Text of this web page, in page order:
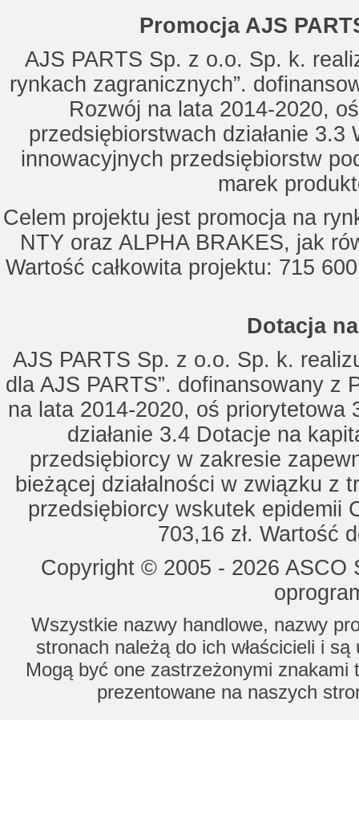
Promocja AJS
AJS PARTS Sp. z o.o. Sp. k.
rynkach zagranicznych”.
Rozwój na lata 2014-2020,
przedsiębiorstwach działanie
innowacyjnych przedsiębiorstw
marek
Celem projektu jest promocja na
NTY oraz ALPHA BRAKES, jak
Wartość całkowita projektu: 715
Dotacja
AJS PARTS Sp. z o.o. Sp. k.
dla AJS PARTS”. dofinansowany z
na lata 2014-2020, oś priorytetowa
działanie 3.4 Dotacje na
przedsiębiorcy w zakresie
bieżącej działalności w związku z
przedsiębiorcy wskutek epidemii
703,16 zł. Wartość
Copyright © 2005 - 2026
Wszystkie nazwy handlowe, nazwy
stronach należą do ich właścicieli i
Mogą być one zastrzeżonymi znakami
prezentowane na naszych